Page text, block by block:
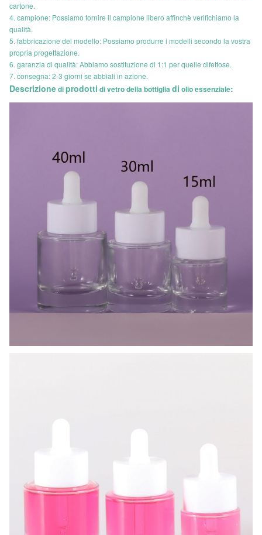
cartone.
4. campione: Possiamo fornire il campione libero affinchè verifichiamo la
qualità.
5. fabbricazione del modello: Possiamo produrre i modelli secondo la vostra
propria progettazione.
6. garanzia di qualità: Abbiamo sostituzione di 1:1 per quelle difettose.
7. consegna: 2-3 giorni se abbiali in azione.
Descrizionediprodotti di vetro della bottigliadi olio essenziale: